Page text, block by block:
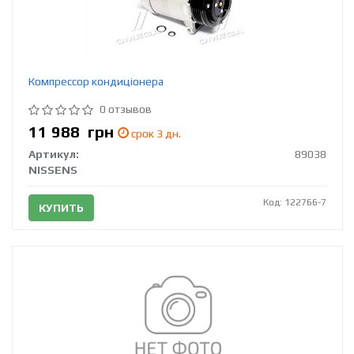
Компрессор кондиціонера
0 отзывов
11 988 грн
срок 3 дн.
Артикул:
89038
NISSENS
КУПИТЬ Код: 122766-7